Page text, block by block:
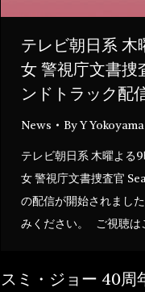
テレビ朝日系 木
女 警視庁文書捜
ンドトラック配
News ByY Yokoyama
テレビ朝日系 木曜よる
女 警視庁文書捜査官
の配信が開始されまし
みください。 ご視聴
スミ・ジョー 40周